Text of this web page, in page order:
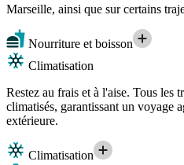
Marseille, ainsi que sur certains
Nourriture et boisson
Climatisation
Restez au frais et à l'aise. Tous
climatisés, garantissant un voyage
extérieure.
Climatisation